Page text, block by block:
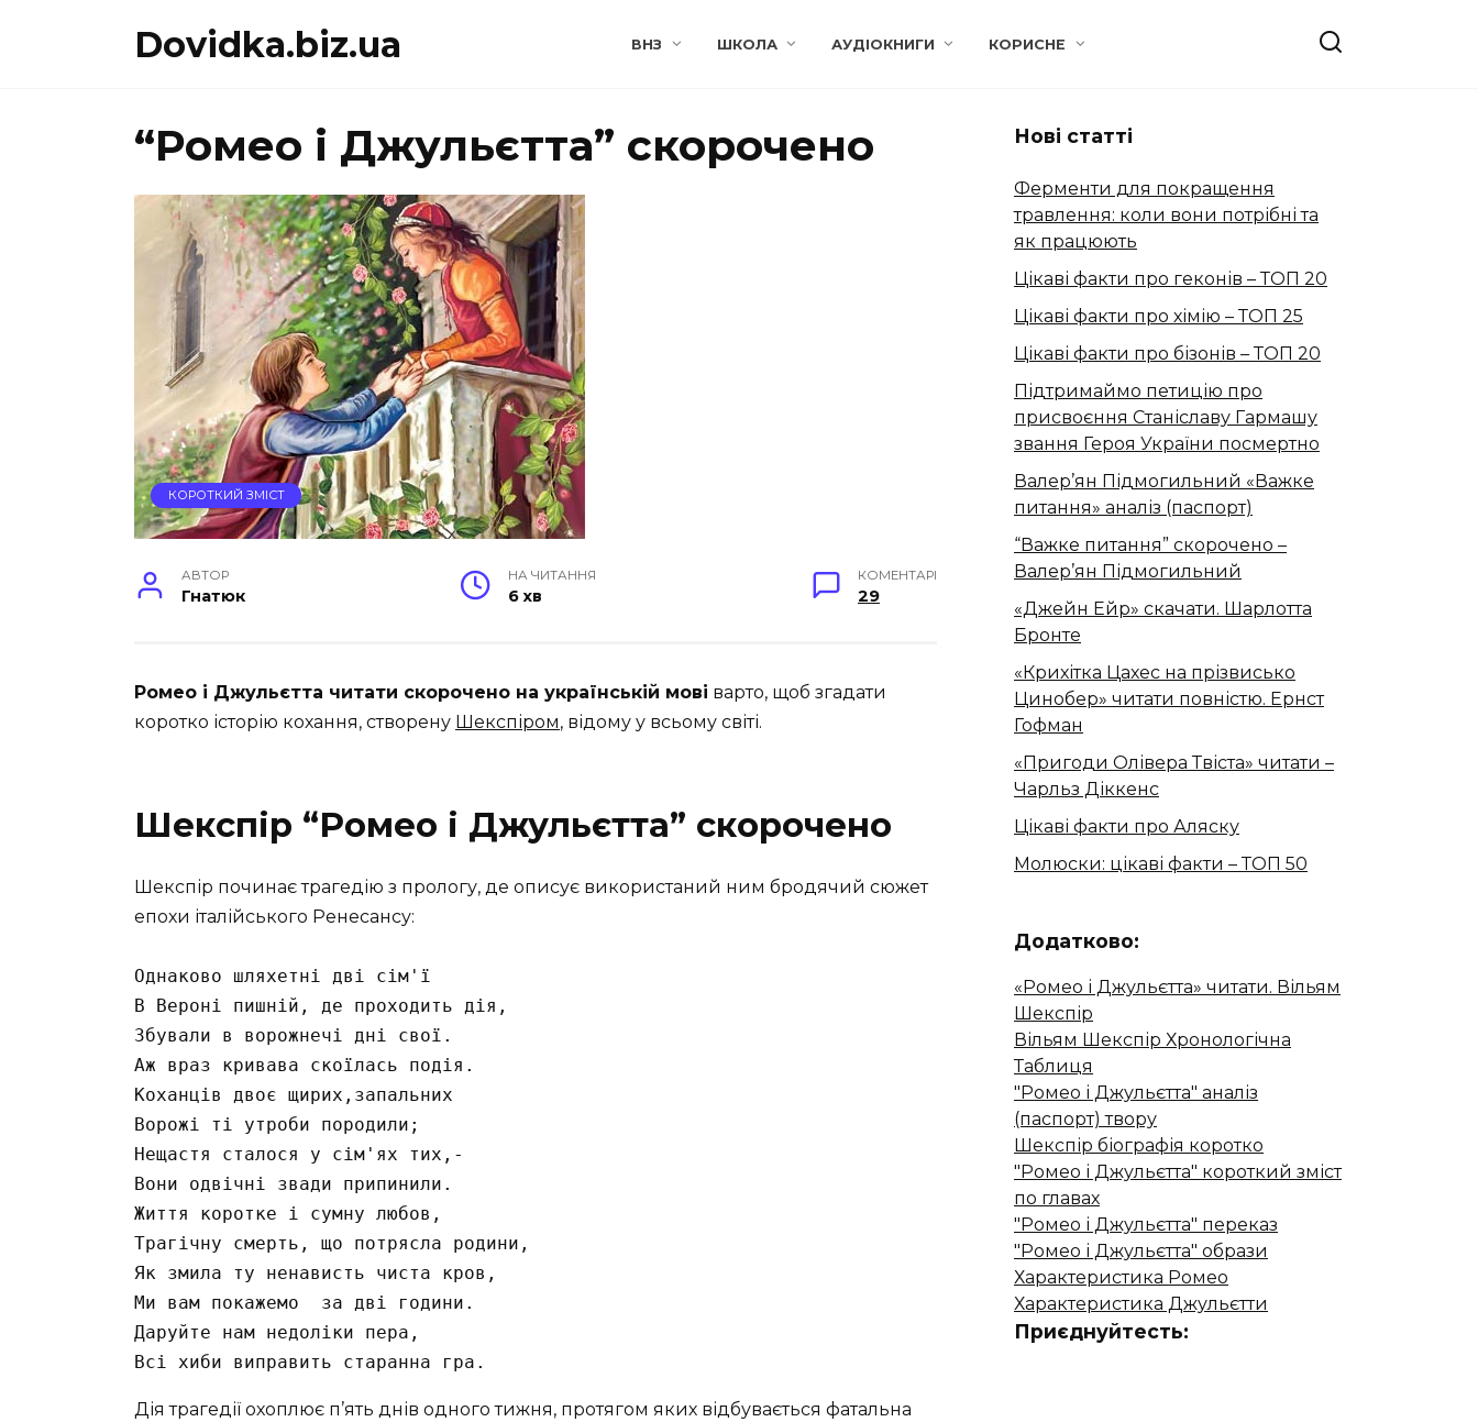
Dovidka.biz.ua ВНЗ ШКОЛА АУДІОКНИГИ КОРИСНЕ
“Ромео і Джульєтта” скорочено
КОРОТКИЙ ЗМІСТ
АВТОР
Гнатюк
НА ЧИТАННЯ
6 хв
КОМЕНТАРІ
29
Ромео і Джульєтта читати скорочено на українській мові варто, щоб згадати
коротко історію кохання, створену Шекспіром, відому у всьому світі.
Шекспір “Ромео і Джульєтта” скорочено
Шекспір ​​починає трагедію з прологу, де описує використаний ним бродячий сюжет
епохи італійського Ренесансу:
Однаково шляхетні дві сім'ї
В Вероні пишній, де проходить дія,
Збували в ворожнечі дні свої.
Аж враз кривава скоїлась подія.
Коханців двоє щирих,запальних
Ворожі ті утроби породили;
Нещастя сталося у сім'ях тих,-
Вони одвічні звади припинили.
Життя коротке і сумну любов,
Трагічну смерть, що потрясла родини,
Як змила ту ненависть чиста кров,
Ми вам покажемо  за дві години.
Даруйте нам недоліки пера,
Всі хиби виправить старанна гра.
Дія трагедії охоплює п’ять днів одного тижня, протягом яких відбувається фатальна
Нові статті
Ферменти для покращення
травлення: коли вони потрібні та
як працюють
Цікаві факти про геконів – ТОП 20
Цікаві факти про хімію – ТОП 25
Цікаві факти про бізонів – ТОП 20
Підтримаймо петицію про
присвоєння Станіславу Гармашу
звання Героя України посмертно
Валер’ян Підмогильний «Важке
питання» аналіз (паспорт)
“Важке питання” скорочено –
Валер’ян Підмогильний
«Джейн Ейр» скачати. Шарлотта
Бронте
«Крихітка Цахес на прізвисько
Цинобер» читати повністю. Ернст
Гофман
«Пригоди Олівера Твіста» читати –
Чарльз Діккенс
Цікаві факти про Аляску
Молюски: цікаві факти – ТОП 50
Додатково:
«Ромео і Джульєтта» читати. Вільям
Шекспір
Вільям Шекспір ​​Хронологічна
Таблиця
"Ромео і Джульєтта" аналіз
(паспорт) твору
Шекспір біографія коротко
"Ромео і Джульєтта" короткий зміст
по главах
"Ромео і Джульєтта" переказ
"Ромео і Джульєтта" образи
Характеристика Ромео
Характеристика Джульєтти
Приєднуйтесть: